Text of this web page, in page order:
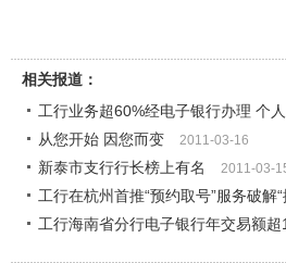
相关报道：
工行业务超60%经电子银行办理 个
从您开始 因您而变 2011-03-16
新泰市支行行长榜上有名 2011-03-
工行在杭州首推“预约取号”服务破解“
工行海南省分行电子银行年交易额超